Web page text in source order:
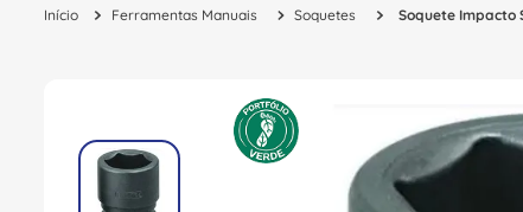
Ferramentas Manuais Soquetes Soquete Impacto
2 cabo flexivel
tomada
6 barramento